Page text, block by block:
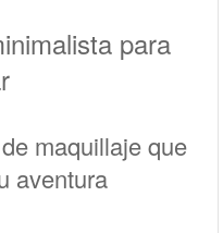
para
maquillaje que
aventura